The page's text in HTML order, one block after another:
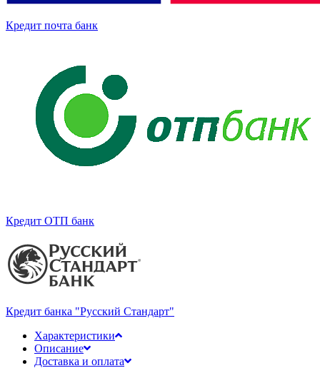
Кредит почта банк
Кредит ОТП банк
Кредит банка "Русский Стандарт"
Характеристики
Описание
Доставка и оплата